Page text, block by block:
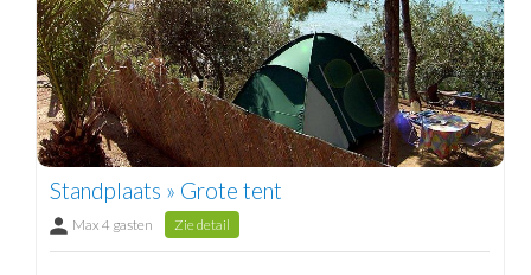
Standplaats » Grote tent
Max 4 gasten Zie detail